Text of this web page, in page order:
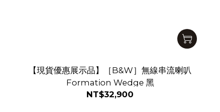
【現貨優惠展示品】［B&W］無線串流喇叭
Formation Wedge 黑
NT$32,900